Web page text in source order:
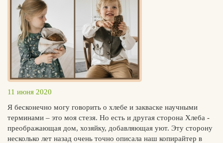
11 июня 2020
Я бесконечно могу говорить о хлебе и закваске научными
терминами – это моя стезя. Но есть и другая сторона Хлеба -
преображающая дом, хозяйку, добавляющая уют. Эту сторону
несколько лет назад очень точно описала наш копирайтер в